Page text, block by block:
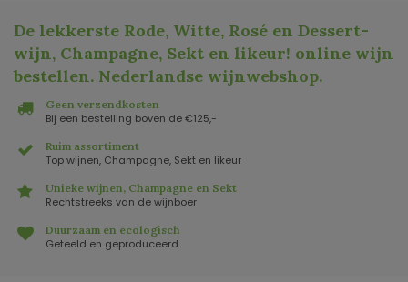
De lekkerste Rode, Witte, Rosé en Dessert-
wijn, Champagne, Sekt en likeur! online wijn
bestellen. Nederlandse wijnwebshop.
Geen verzendkosten
Bij een bestelling boven de €125,-
Ruim assortiment
Top wijnen, Champagne, Sekt en likeur
Unieke wijnen, Champagne en Sekt
Rechtstreeks van de wijnboer
Duurzaam en ecologisch
Geteeld en geproduceerd